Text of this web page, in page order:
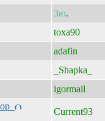
Зю.
toxa90
adafin
_Shapka_
igormail
Current93